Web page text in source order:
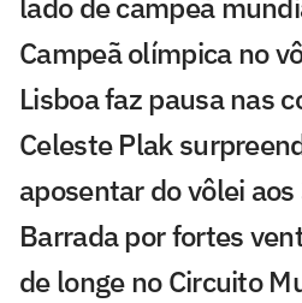
lado de campeã
Campeã olímpica no
Lisboa faz pausa nas
Celeste Plak
aposentar do vôlei
Barrada por fortes
de longe no Circuito